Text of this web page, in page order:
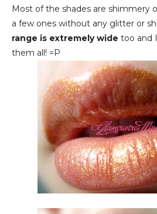
Most of the shades are shimmery
a few ones without any glitter or
range is extremely wide too and
them all! =P